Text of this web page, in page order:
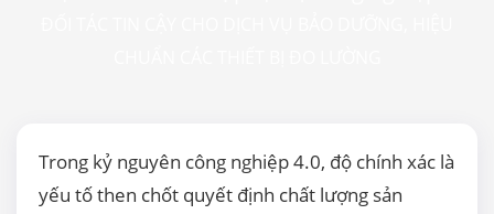
Trong kỷ nguyên công nghiệp 4.0, độ chính xác là
yếu tố then chốt quyết định chất lượng sản